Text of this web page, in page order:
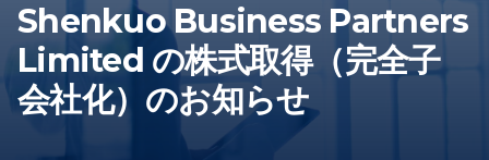
Shenkuo Business Partners
Limited の株式取得（完全子
会社化）のお知らせ